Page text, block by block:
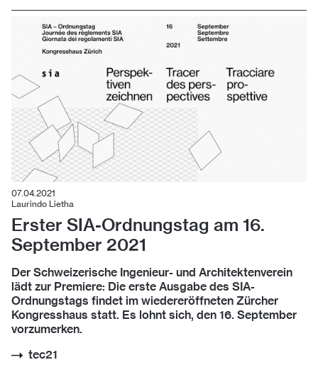
07.04.2021
Laurindo Lietha
Erster SIA-Ordnungstag am 16.
September 2021
Der Schweizerische Ingenieur- und Architektenverein
lädt zur Premiere: Die erste Ausgabe des SIA-
Ordnungstags findet im wiedereröffneten Zürcher
Kongresshaus statt. Es lohnt sich, den 16. September
vorzumerken.
tec21